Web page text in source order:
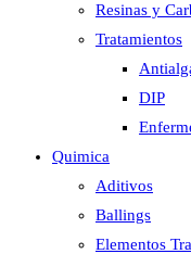
Resinas y
Tratamientos
DIP
Quimica
Aditivos
Ballings
Elementos